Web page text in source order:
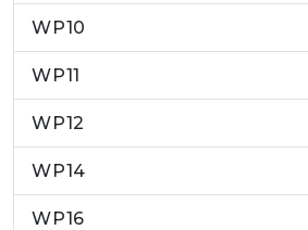
WP10
WP11
WP12
WP14
WP16